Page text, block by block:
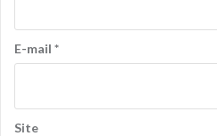
E-mail *
Site